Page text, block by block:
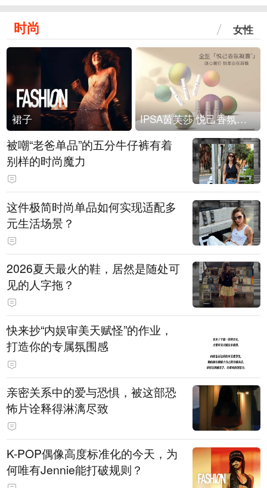
时尚 女性
裙子 IPSA茵芙莎 悦己香氛凝露上市
被嘲“老爸单品”的五分牛仔裤有着
别样的时尚魔力
这件极简时尚单品如何实现适配多
元生活场景？
2026夏天最火的鞋，居然是随处可
见的人字拖？
快来抄“内娱审美天赋怪”的作业，
打造你的专属氛围感
亲密关系中的爱与恐惧，被这部恐
怖片诠释得淋漓尽致
K-POP偶像高度标准化的今天，为
何唯有Jennie能打破规则？